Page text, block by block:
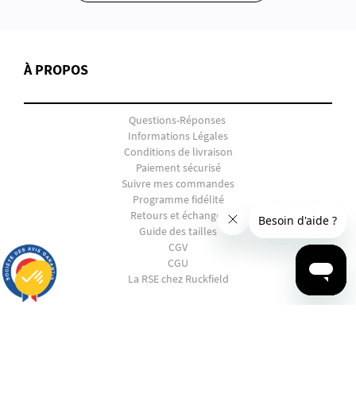
À PROPOS
Questions-Réponses
Informations Légales
Conditions de livraison
Paiement sécurisé
Suivre mes commandes
Programme fidélité
Retours et échanges
Guide des tailles
CGV
CGU
La RSE chez Ruckfield
9.7 /10
2847 avis